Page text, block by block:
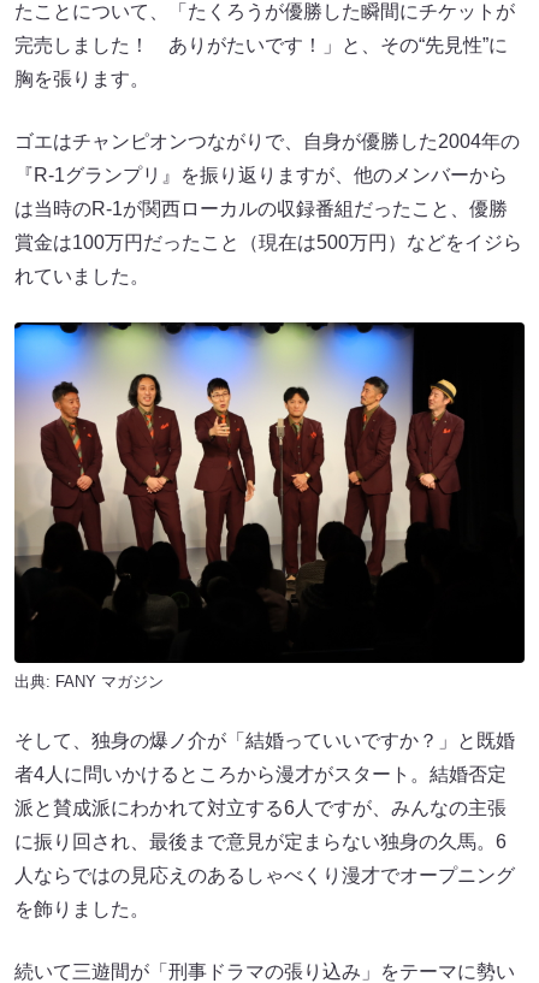
たことについて、「たくろうが優勝した瞬間にチケットが
完売しました！ ありがたいです！」と、その“先見性”に
胸を張ります。
ゴエはチャンピオンつながりで、自身が優勝した2004年の
『R-1グランプリ』を振り返りますが、他のメンバーから
は当時のR-1が関西ローカルの収録番組だったこと、優勝
賞金は100万円だったこと（現在は500万円）などをイジら
れていました。
出典: FANY マガジン
そして、独身の爆ノ介が「結婚っていいですか？」と既婚
者4人に問いかけるところから漫才がスタート。結婚否定
派と賛成派にわかれて対立する6人ですが、みんなの主張
に振り回され、最後まで意見が定まらない独身の久馬。6
人ならではの見応えのあるしゃべくり漫才でオープニング
を飾りました。
続いて三遊間が「刑事ドラマの張り込み」をテーマに勢い